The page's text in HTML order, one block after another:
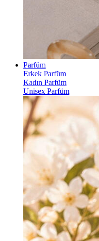
Parfüm
Erkek Parfüm
Kadın Parfüm
Unisex Parfüm